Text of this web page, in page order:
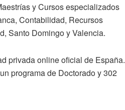
y Cursos especializados
Contabilidad, Recursos
Santo Domingo y Valencia.
privada online oficial de España.
programa de Doctorado y 302